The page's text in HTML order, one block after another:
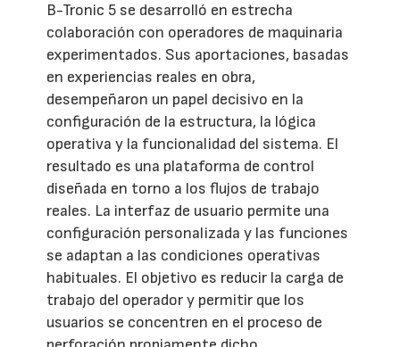
B-Tronic 5 se desarrolló en estrecha
colaboración con operadores de maquinaria
experimentados. Sus aportaciones, basadas
en experiencias reales en obra,
desempeñaron un papel decisivo en la
configuración de la estructura, la lógica
operativa y la funcionalidad del sistema. El
resultado es una plataforma de control
diseñada en torno a los flujos de trabajo
reales. La interfaz de usuario permite una
configuración personalizada y las funciones
se adaptan a las condiciones operativas
habituales. El objetivo es reducir la carga de
trabajo del operador y permitir que los
usuarios se concentren en el proceso de